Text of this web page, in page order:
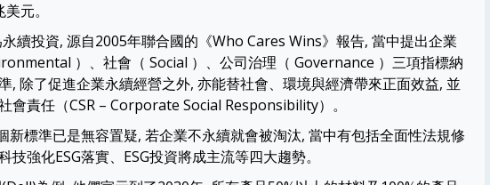
元。
永續投資, 源自2005年聯合國的《Who Cares Wins》報告, 當中提出企業
）、社會（ Social ）、公司治理（ Governance ）三項指標納
, 除了促進企業永續經營之外, 亦能替社會、環境與經濟帶來正面效益, 並
會責任（CSR – Corporate Social Responsibility）。
新標準已是無容置疑, 若企業不永續就會被淘汰, 當中有包括全面性法規修
技強化ESG落實、ESG投資將成主流等四大趨勢。